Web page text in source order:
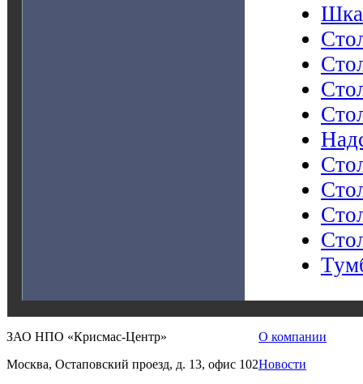
ЗАО НПО «Крисмас-Центр»
Москва, Остаповский проезд, д. 13, офис 102
О компании
Новости